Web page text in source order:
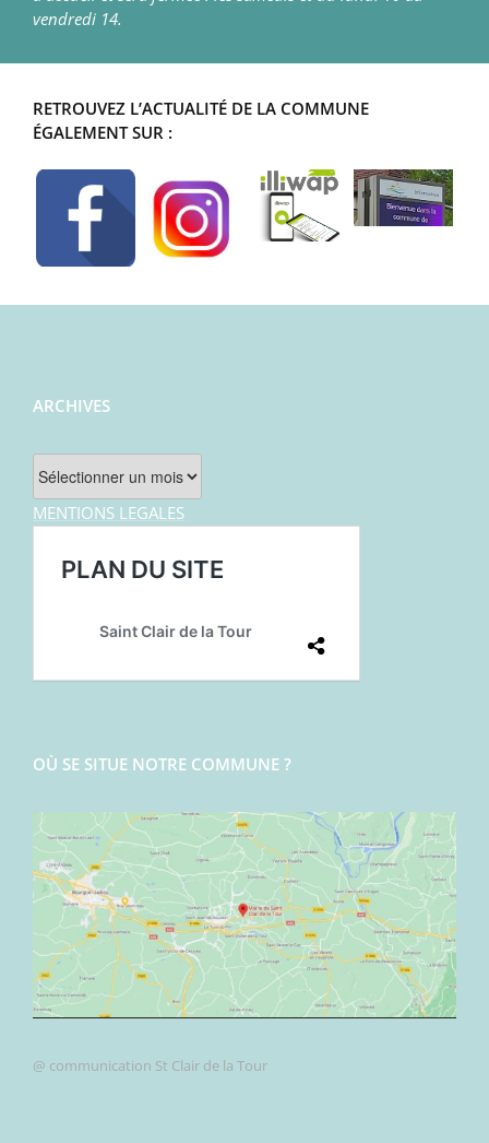
vendredi 14.
RETROUVEZ L’ACTUALITÉ DE LA COMMUNE
ÉGALEMENT SUR :
ARCHIVES
Archives
MENTIONS LEGALES
OÙ SE SITUE NOTRE COMMUNE ?
@ communication St Clair de la Tour